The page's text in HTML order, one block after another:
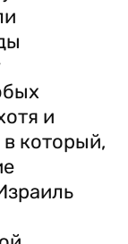
и
который,